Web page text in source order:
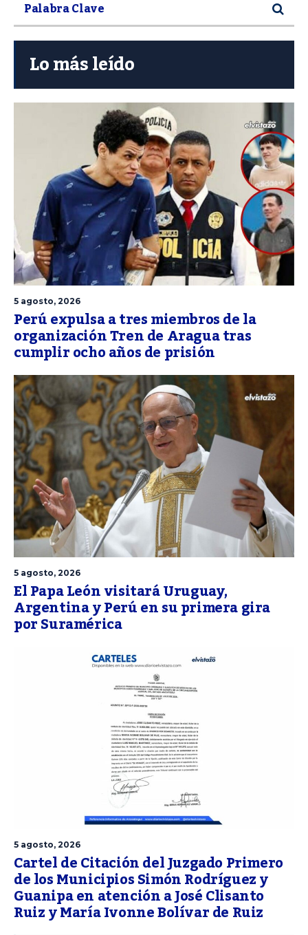
Lo más leído
5 agosto, 2026
Perú expulsa a tres miembros de la
organización Tren de Aragua tras
cumplir ocho años de prisión
5 agosto, 2026
El Papa León visitará Uruguay,
Argentina y Perú en su primera gira
por Suramérica
5 agosto, 2026
Cartel de Citación del Juzgado Primero
de los Municipios Simón Rodríguez y
Guanipa en atención a José Clisanto
Ruiz y María Ivonne Bolívar de Ruiz